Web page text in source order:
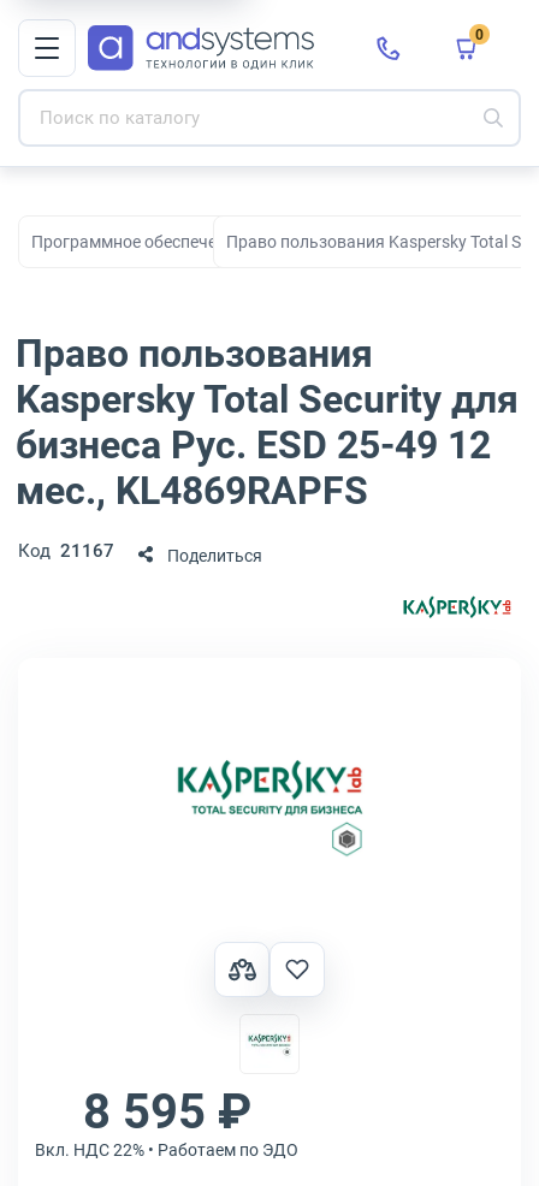
0
Программное обеспечениеПраво пользования Kaspersky Total
Право пользования
Kaspersky Total Security для
бизнеса Рус. ESD 25-49 12
мес., KL4869RAPFS
Код 21167 Поделиться
8 595 ₽
Вкл. НДС 22% • Работаем по ЭДО